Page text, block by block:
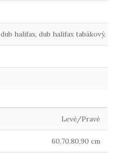
dub halifax, dub halifax tabákový,
Levé/Pravé
60,70,80,90 cm